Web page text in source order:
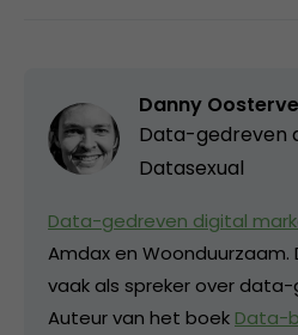
Danny
Data-gedreven
Datasexual
Data-gedreven digital
Amdax en
vaak als spreker over
Auteur van het boek Data-